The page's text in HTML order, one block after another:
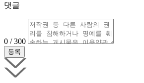
댓글
0 / 300